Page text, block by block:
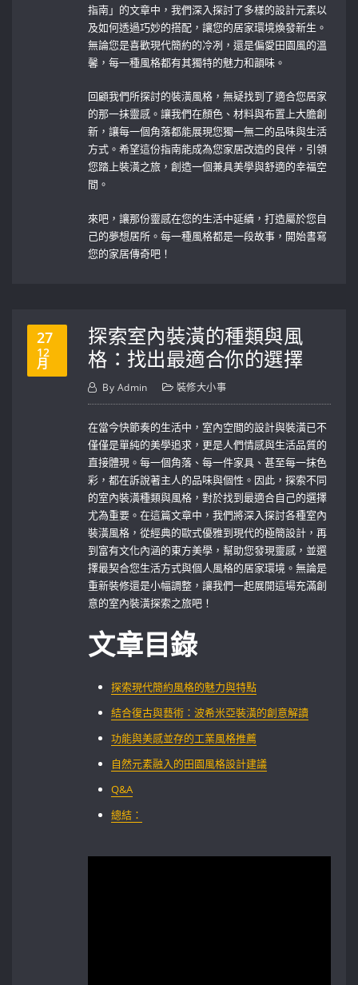
指南」的文章中，我們深入探討了多樣的設計元素以
及如何透過巧妙的搭配，讓您的居家環境煥發新生。
無論您是喜歡現代簡約的冷冽，還是偏愛田園風的溫
馨，每一種風格都有其獨特的魅力和韻味。
回顧我們所探討的裝潢風格，無疑找到了適合您居家
的那一抹靈感。讓我們在顏色、材料與布置上大膽創
新，讓每一個角落都能展現您獨一無二的品味與生活
方式。希望這份指南能成為您家居改造的良伴，引領
您踏上裝潢之旅，創造一個兼具美學與舒適的幸福空
間。
來吧，讓那份靈感在您的生活中延續，打造屬於您自
己的夢想居所。每一種風格都是一段故事，開始書寫
您的家居傳奇吧！
27
12
月
探索室內裝潢的種類與風
格：找出最適合你的選擇
By Admin 裝修大小事
在當今快節奏的生活中，室內空間的設計與裝潢已不
僅僅是單純的美學追求，更是人們情感與生活品質的
直接體現。每一個角落、每一件家具、甚至每一抹色
彩，都在訴說著主人的品味與個性。因此，探索不同
的室內裝潢種類與風格，對於找到最適合自己的選擇
尤為重要。在這篇文章中，我們將深入探討各種室內
裝潢風格，從經典的歐式優雅到現代的極簡設計，再
到富有文化內涵的東方美學，幫助您發現靈感，並選
擇最契合您生活方式與個人風格的居家環境。無論是
重新裝修還是小幅調整，讓我們一起展開這場充滿創
意的室內裝潢探索之旅吧！
文章目錄
探索現代簡約風格的魅力與特點
結合復古與藝術：波希米亞裝潢的創意解讀
功能與美感並存的工業風格推薦
自然元素融入的田園風格設計建議
Q&A
總結：